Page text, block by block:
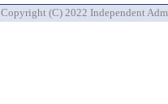
Copyright (C) 2022 Independent